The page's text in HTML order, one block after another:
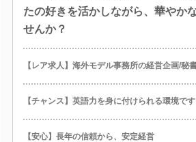
たの好きを活かしながら、華やか
せんか？
【レア求人】海外モデル事務所の経営企画/秘
【チャンス】英語力を身に付けられる環境です
【安心】長年の信頼から、安定経営